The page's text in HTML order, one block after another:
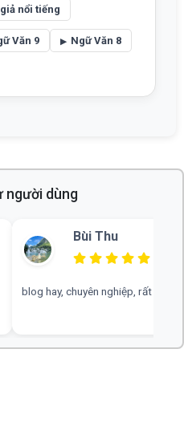
nổi tiếng
Văn 9 Ngữ Văn 8
người dùng
nhiều đáp án hơn web hay,